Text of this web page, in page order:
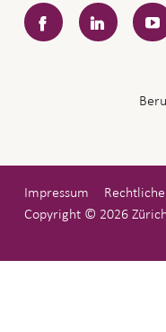
FacebookLinkedIn
Impressum
Copyright © 2026